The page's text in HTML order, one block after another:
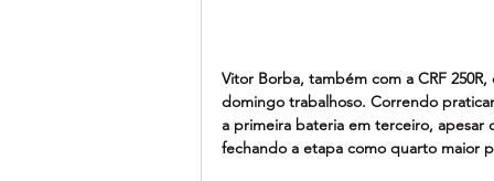
Vitor Borba, também com a CRF
domingo trabalhoso. Correndo
a primeira bateria em terceiro,
fechando a etapa como quarto maior